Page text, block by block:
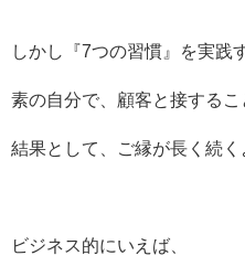
しかし『7つの習慣』を実践
素の自分で、顧客と接するこ
結果として、ご縁が長く続く
ビジネス的にいえば、